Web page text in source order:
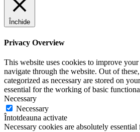
Închide
Privacy Overview
This website uses cookies to improve
navigate through the website. Out of
categorized as necessary are stored on
essential for the working of basic
Necessary
Necessary
Întotdeauna activate
Necessary cookies are absolutely